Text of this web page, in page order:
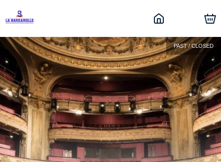
PAST / CLOSED